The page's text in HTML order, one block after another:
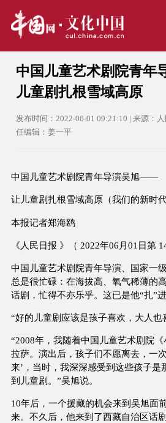
中国儿童艺术剧院青
儿童剧扎根雪域高原
发布时间：2022-06-01 09:21:10 | 来源：
任编辑：姜一平
中国儿童艺术剧院青年导演吴旭——
让儿童剧扎根雪域高原（我们的新时代
本报记者郑海鸥
《人民日报 》（ 2022年06月01日第
中国儿童艺术剧院青年导演、国家一
总是很忙碌：在海拔高、氧气稀薄的
话剧，忙得不亦乐乎。这已是他“扎”
“好的儿童剧应该是孩子喜欢，大人也
“2008年，我随着中国儿童艺术剧院
拉萨。演出后，孩子们不愿离去，一
来’，当时，我深深感受到这些孩子是
到儿童剧。”吴旭说。
10年后，一个援藏的机会来到吴旭面
来。不久后，他来到了西藏自治区话剧